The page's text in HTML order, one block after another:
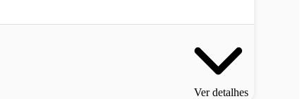
Ver detalhes